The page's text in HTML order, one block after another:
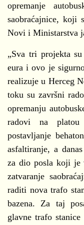
opremanje
saobraćajnice, koji
Novi i Ministarstva
„Sva tri projekta
eura i ovo je
realizuje u Herceg
toku su završni
opremanju
radovi na platou
postavljanje
asfaltiranje, a
za dio posla koji je
zatvaranje
raditi nova trafo
bazena. Za taj
glavne trafo